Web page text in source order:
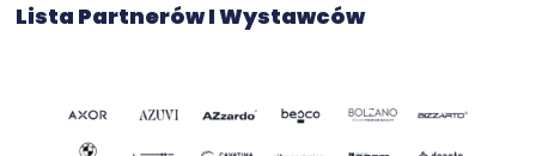
Lista Partnerów I Wystawców